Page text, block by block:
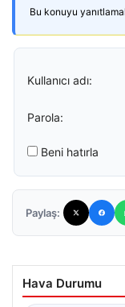
Bu konuyu
Kullanıcı adı:
Parola:
Beni hatırla
Paylaş:
Hava Durumu